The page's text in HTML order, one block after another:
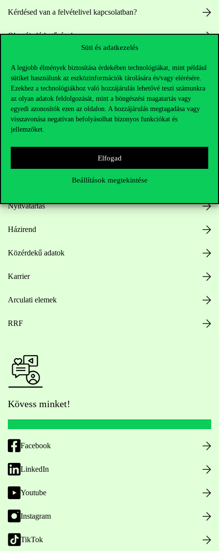
Süti és adatkezelés
A legjobb élmények biztosítása érdekében technológiákat, mint például
sütiket használunk az eszközinformációk tárolására és/vagy elérésére.
Ezekhez a technológiákhoz való hozzájárulás lehetővé teszi számunkra
az olyan adatok feldolgozását, mint a böngészési magatartás vagy
egyedi azonosítók ezen az oldalon. A hozzájárulás megtagadása vagy
visszavonása negatívan befolyásolhat bizonyos funkciókat és
jellemzőket.
Elfogad
Beállítások megtekintése
Kérdésed van a felvételivel kapcsolatban?
Oktatói elérhetőségek
Sajtó:press@uni-corvinus.hu
Nyitvatartás
Házirend
Közérdekű adatok
Karrier
Arculati elemek
RRF
Kövess minket!
Facebook
LinkedIn
Youtube
Instagram
TikTok